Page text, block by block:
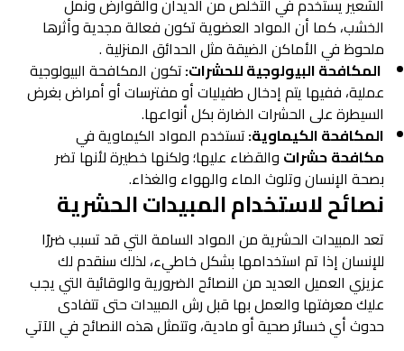
الشعير يستخدم في التخلص من الديدان والقوارض ونمل
الخشب، كما أن المواد العضوية تكون فعالة مجدية وأثرها
ملحوظ في الأماكن الضيقة مثل الحدائق المنزلية .
المكافحة البيولوجية للحشرات:تكون المكافحة البيولوجية
عملية، ففيها يتم إدخال طفيليات أو مفترسات أو أمراض بغرض
السيطرة على الحشرات الضارة بكل أنواعها.
المكافحة الكيماوية:تستخدم المواد الكيماوية في
مكافحةحشرات والقضاء عليها؛ ولكنها خطيرة لأنها تضر
بصحة الإنسان وتلوث الماء والهواء والغذاء.
نصائح لاستخدام المبيدات الحشرية
تعد المبيدات الحشرية من المواد السامة التي قد تسبب ضررًا
للإنسان إذا تم استخدامها بشكل خاطيء، لذلك سنقدم لك
عزيزي العميل العديد من النصائح الضرورية والوقائية التي يجب
عليك معرفتها والعمل بها قبل رش المبيدات حتى تتفادى
حدوث أي خسائر صحية أو مادية، وتتمثل هذه النصائح في الآتي